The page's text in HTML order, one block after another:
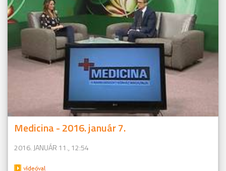
Medicina - 2016. január 7.
2016. JANUÁR 11., 12:54